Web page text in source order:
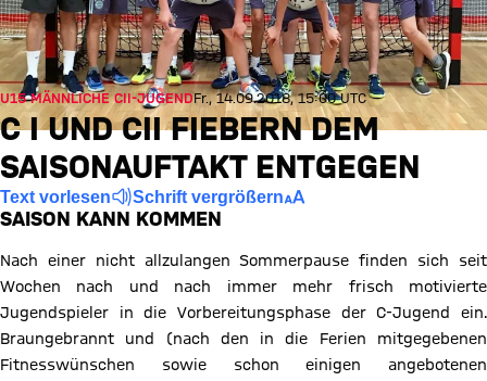
U15 MÄNNLICHE CII-JUGENDFr., 14.09.2018, 15:00 UTC
C I UND CII FIEBERN DEM
SAISONAUFTAKT ENTGEGEN
Text vorlesen Schrift vergrößern
SAISON KANN KOMMEN
Nach einer nicht allzulangen Sommerpause finden sich seit
Wochen nach und nach immer mehr frisch motivierte
Jugendspieler in die Vorbereitungsphase der C-Jugend ein.
Braungebrannt und (nach den in die Ferien mitgegebenen
Fitnesswünschen sowie schon einigen angebotenen